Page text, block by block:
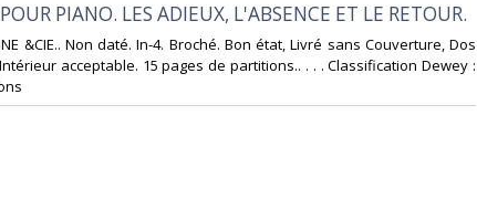
PIANO. LES ADIEUX, L'ABSENCE ET LE RETOUR.‎
&CIE.. Non daté. In-4. Broché. Bon état, Livré sans Couverture, Dos
acceptable. 15 pages de partitions.. . . . Classification Dewey :